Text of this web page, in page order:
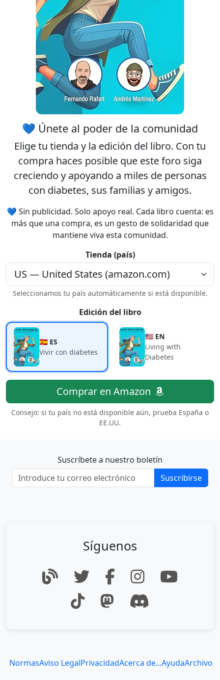
💙 Únete al poder de la comunidad
Elige tu tienda y la edición del libro. Con tu
compra haces posible que este foro siga
creciendo y apoyando a miles de personas
con diabetes, sus familias y amigos.
💙 Sin publicidad. Solo apoyo real. Cada libro cuenta: es
más que una compra, es un gesto de solidaridad que
mantiene viva esta comunidad.
Tienda (país)
Seleccionamos tu país automáticamente si está disponible.
Edición del libro
🇪🇸 ES
Vivir con diabetes
🇺🇸 EN
Living with
Diabetes
Comprar en Amazon
Consejo: si tu país no está disponible aún, prueba España o
EE.UU.
Suscríbete a nuestro boletín
Suscribirse
Síguenos
NormasAviso LegalPrivacidadAcerca de...AyudaArchivo